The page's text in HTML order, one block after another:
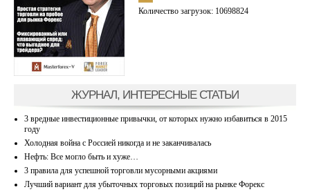
Количество загрузок: 10698824
ЖУРНАЛ, ИНТЕРЕСНЫЕ СТАТЬИ
3 вредные инвестиционные привычки, от которых нужно избавиться в 2015
году
Холодная война с Россией никогда и не заканчивалась
Нефть: Все могло быть и хуже…
3 правила для успешной торговли мусорными акциями
Лучший вариант для убыточных торговых позиций на рынке Форекс